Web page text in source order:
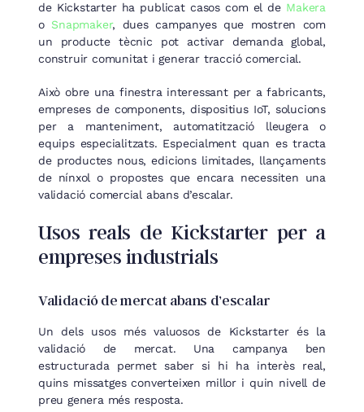
de Kickstarter ha publicat casos com el de Makera
o Snapmaker, dues campanyes que mostren com
un producte tècnic pot activar demanda global,
construir comunitat i generar tracció comercial.
Això obre una finestra interessant per a fabricants,
empreses de components, dispositius IoT, solucions
per a manteniment, automatització lleugera o
equips especialitzats. Especialment quan es tracta
de productes nous, edicions limitades, llançaments
de nínxol o propostes que encara necessiten una
validació comercial abans d’escalar.
Usos reals de Kickstarter per a
empreses industrials
Validació de mercat abans d’escalar
Un dels usos més valuosos de Kickstarter és la
validació de mercat. Una campanya ben
estructurada permet saber si hi ha interès real,
quins missatges converteixen millor i quin nivell de
preu genera més resposta.